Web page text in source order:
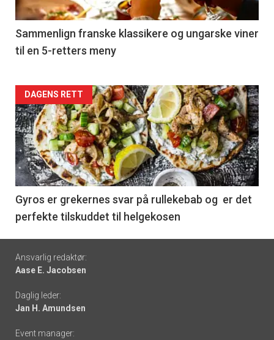
-
5
Sammenlign franske klassikere og ungarske viner
til en 5-retters meny
Forsiden
akkurat
nå
-
6
DAGENS RETT
Gyros er grekernes svar på rullekebab og er det
perfekte tilskuddet til helgekosen
Footer
-
links
Ansvarlig redaktør:
Aase E. Jacobsen
Daglig leder:
Jan H. Amundsen
Event manager: